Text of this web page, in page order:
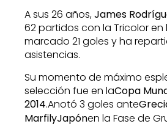
A sus 26 años,James
62 partidos con la Tricolor en
marcado 21 goles y ha
asistencias.
Su momento de máximo
selección fue en laCopa
2014.Anotó 3 goles ante
MarfilyJapónen la Fase de